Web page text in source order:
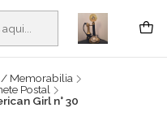
e antiguidades em Viana do
Memorabilia
Postal
Girl n° 30